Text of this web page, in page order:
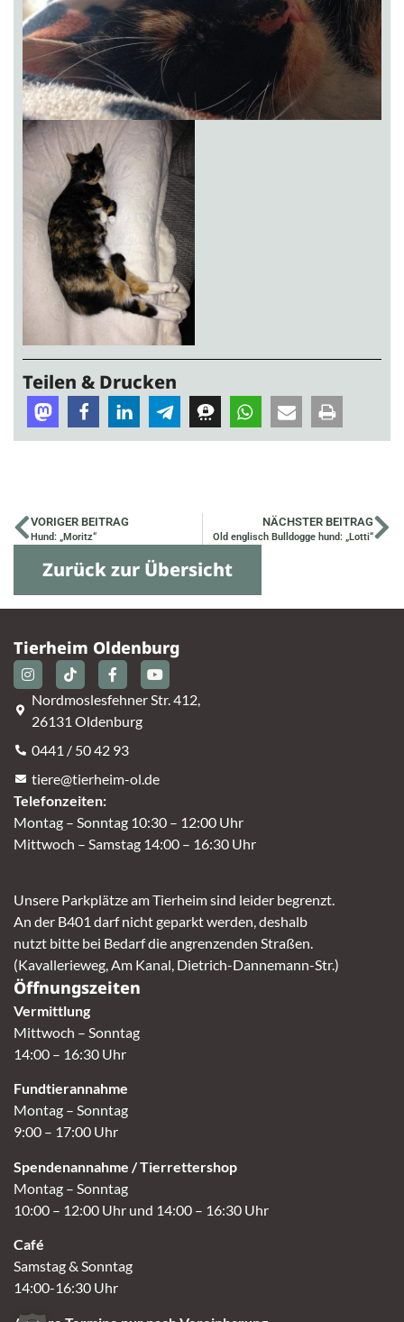
Teilen & Drucken
VORIGER BEITRAG
Hund: „Moritz“
NÄCHSTER BEITRAG
Old englisch Bulldogge hund: „Lotti“
Zurück zur Übersicht
Tierheim Oldenburg
Nordmoslesfehner Str. 412,
26131 Oldenburg
0441 / 50 42 93
tiere@tierheim-ol.de
Telefonzeiten:
Montag – Sonntag 10:30 – 12:00 Uhr
Mittwoch – Samstag 14:00 – 16:30 Uhr
Unsere Parkplätze am Tierheim sind leider begrenzt.
An der B401 darf nicht geparkt werden, deshalb
nutzt bitte bei Bedarf die angrenzenden Straßen.
(Kavallerieweg, Am Kanal, Dietrich-Dannemann-Str.)
Öffnungszeiten
Vermittlung
Mittwoch – Sonntag
14:00 – 16:30 Uhr
Fundtierannahme
Montag – Sonntag
9:00 – 17:00 Uhr
Spendenannahme / Tierrettershop
Montag – Sonntag
10:00 – 12:00 Uhr und 14:00 – 16:30 Uhr
Café
Samstag & Sonntag
14:00-16:30 Uhr